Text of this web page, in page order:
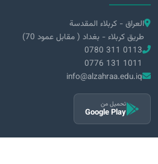
العراق - كربلاء المقدسة
طريق كربلاء - بغداد ( مقابل عمود 70)
0780 311 0113
0776 131 1011
info@alzahraa.edu.iq
تحميل من
Google Play